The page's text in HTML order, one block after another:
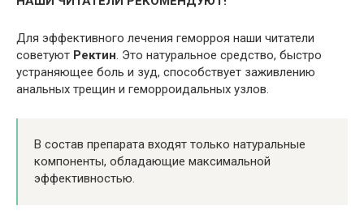
Для эффективного лечения геморроя наши читатели
советуют Ректин. Это натуральное средство, быстро
устраняющее боль и зуд, способствует заживлению
анальных трещин и геморроидальных узлов.
В состав препарата входят только натуральные
компоненты, обладающие максимальной
эффективностью.